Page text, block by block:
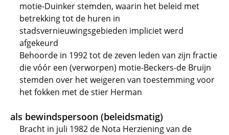
motie-Duinker stemden, waarin het beleid met
betrekking tot de huren in
stadsvernieuwingsgebieden impliciet werd
afgekeurd
Behoorde in 1992 tot de zeven leden van zijn fractie
die vóór een (verworpen) motie-Beckers-de Bruijn
stemden over het weigeren van toestemming voor
het fokken met de stier Herman
als bewindspersoon (beleidsmatig)
Bracht in juli 1982 de Nota Herziening van de